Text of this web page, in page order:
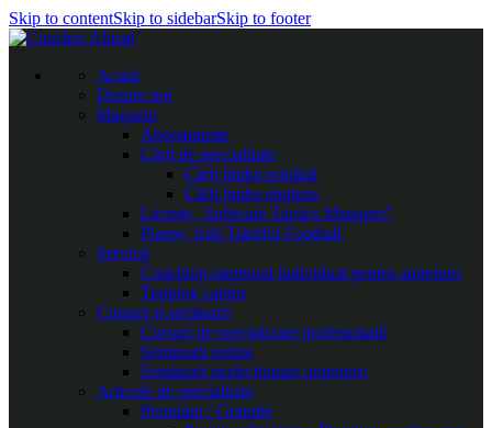
Skip to contentSkip to sidebarSkip to footer
Acasă
Despre noi
Magazin
Abonamente
Cărți de specialitate
Cărți limba română
Cărți limba engleza
Licențe „Software Tactics Manager”
Planșe, folii Taktifol Football
Servicii
Coaching-mentorat individual pentru antrenori
Training camps
Cursuri și seminarii
Cursuri de specializare profesională
Seminarii online
Seminarii perfecționare antrenori
Articole de specialitate
Premium / Gratuite